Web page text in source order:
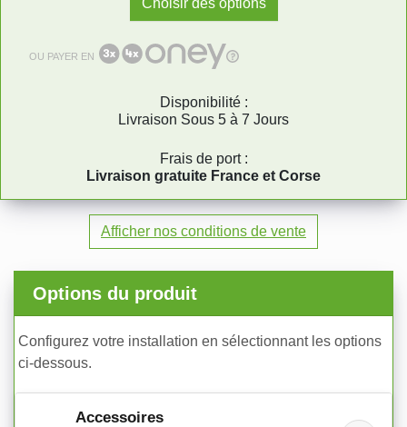
Choisir des options
OU PAYER EN
Disponibilité :
Livraison Sous 5 à 7 Jours
Frais de port :
Livraison gratuite France et Corse
Afficher nos conditions de vente
Options du produit
Configurez votre installation en sélectionnant les options
ci-dessous.
Accessoires